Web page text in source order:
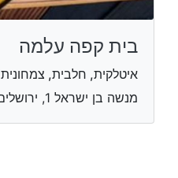
בית קפה עלמה
איטלקית, חלבית, צמחונית
מנשה בן ישראל 1, ירושלים